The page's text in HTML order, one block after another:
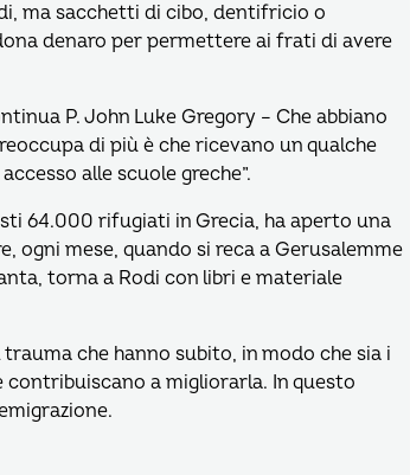
ma sacchetti di cibo, dentifricio o
denaro per permettere ai frati di avere
P. John Luke Gregory – Che abbiano
di più è che ricevano un qualche
alle scuole greche”.
64.000 rifugiati in Grecia, ha aperto una
ogni mese, quando si reca a Gerusalemme
torna a Rodi con libri e materiale
che hanno subito, in modo che sia i
a migliorarla. In questo